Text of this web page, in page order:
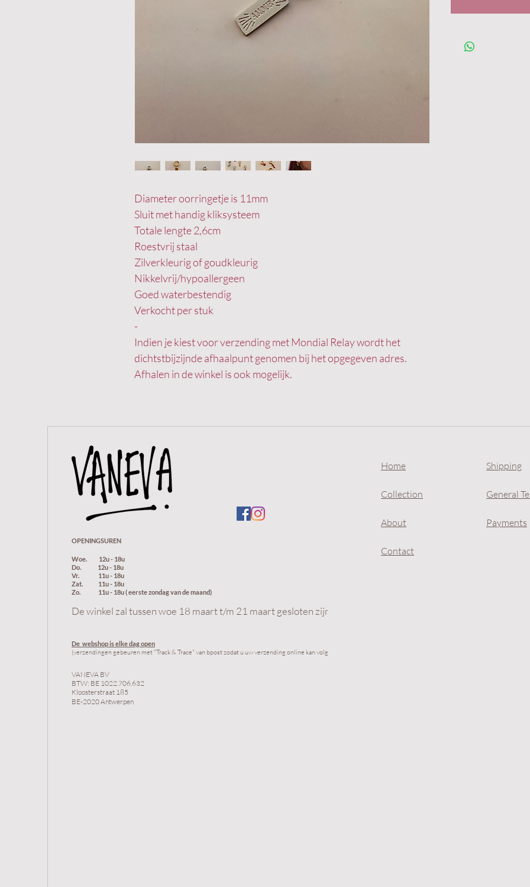
Diameter oorringetje is 11mm
Sluit met handig kliksysteem
Totale lengte 2,6cm
Roestvrij staal
Zilverkleurig of goudkleurig
Nikkelvrij/hypoallergeen
Goed waterbestendig
Verkocht per stuk
-
Indien je kiest voor verzending met Mondial Relay wordt het
dichtstbijzijnde afhaalpunt genomen bij het opgegeven adres.
Afhalen in de winkel is ook mogelijk.
OPENINGSUREN
Woe.
12u - 18u
Do.
12u - 18u
Vr.
11u - 18u
Zat. 11u - 18u
Zo. 11u - 18u ( eerste zondag van de maand)
De winkel zal tussen woe 18 maart t/m 21 maart gesloten zijn.
De webshop is elke dagopen
(verzendingen gebeuren met "Track & Trace" van bpost zodat u uw verzending online kan volgen)
VANEVA BV
BTW: BE 1022.706.632
Kloosterstraat 185
BE-2020 Antwerpen
Home
Collection
About
Contact
Shipping
General
Payments